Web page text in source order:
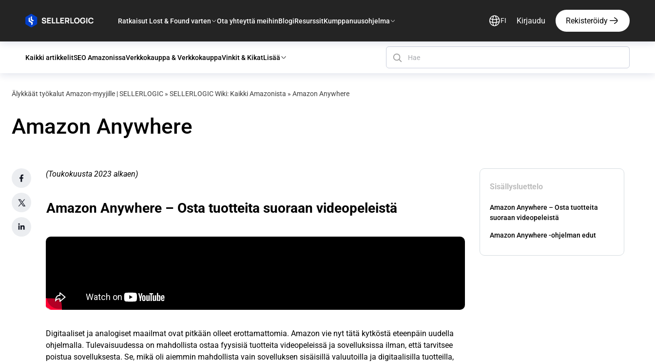
Ratkaisut Lost & Found varten Ota yhteyttä meihinBlogiResurssitKumppanuusohjelma FI Kirjaudu Rekisteröidy
Kaikki artikkelitSEO AmazonissaVerkkokauppa & VerkkokauppaVinkit & KikatLisää
Älykkäät työkalut Amazon-myyjille | SELLERLOGIC » SELLERLOGIC Wiki: Kaikki Amazonista » Amazon Anywhere
Amazon Anywhere
Sisällysluettelo
Amazon Anywhere – Osta tuotteita
suoraan videopeleistä
Amazon Anywhere -ohjelman edut
(Toukokuusta 2023 alkaen)
Amazon Anywhere – Osta tuotteita suoraan videopeleistä
Digitaaliset ja analogiset maailmat ovat pitkään olleet erottamattomia. Amazon vie nyt tätä kytköstä eteenpäin uudella
ohjelmalla. Tulevaisuudessa on mahdollista ostaa fyysisiä tuotteita videopeleissä ja sovelluksissa ilman, että tarvitsee
poistua sovelluksesta. Se, mikä oli aiemmin mahdollista vain sovelluksen sisäisillä valuutoilla ja digitaalisilla tuotteilla,